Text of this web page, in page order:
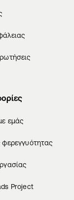
εμάς
φερεγγυότητας
Project